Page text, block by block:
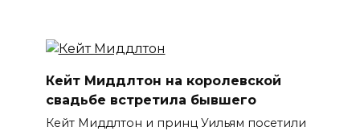
Кейт Миддлтон на королевской
свадьбе встретила бывшего
Кейт Миддлтон и принц Уильям посетили